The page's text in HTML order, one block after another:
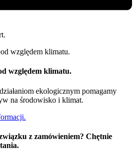
względem klimatu.
ekologicznym pomagamy
na środowisko i klimat.
z zamówieniem? Chętnie